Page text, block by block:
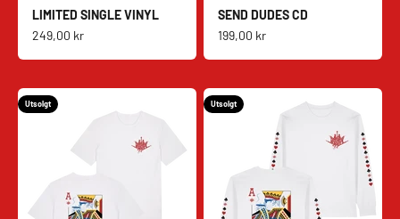
LIMITED SINGLE VINYL
Salgspris
249,00 kr
SEND DUDES CD
Salgspris
199,00 kr
Utsolgt Utsolgt